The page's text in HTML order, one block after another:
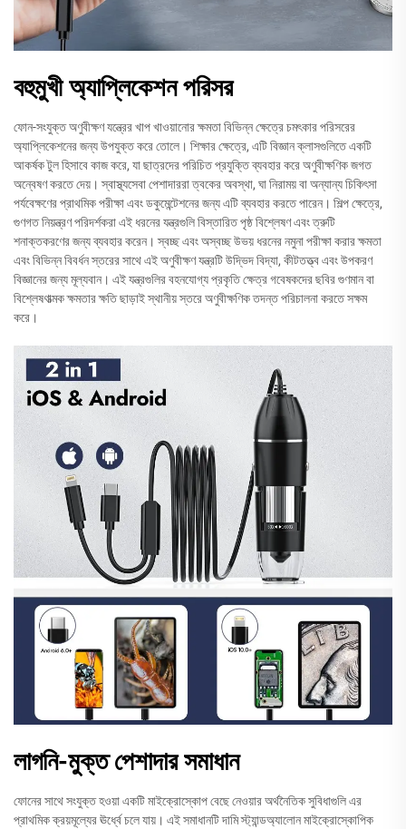
বহুমুখী অ্যাপ্লিকেশন পরিসর
ফোন-সংযুক্ত অণুবীক্ষণ যন্ত্রের খাপ খাওয়ানোর ক্ষমতা বিভিন্ন ক্ষেত্রে চমৎকার পরিসরের
অ্যাপ্লিকেশনের জন্য উপযুক্ত করে তোলে। শিক্ষার ক্ষেত্রে, এটি বিজ্ঞান ক্লাসগুলিতে একটি
আকর্ষক টুল হিসাবে কাজ করে, যা ছাত্রদের পরিচিত প্রযুক্তি ব্যবহার করে অণুবীক্ষণিক জগত
অন্বেষণ করতে দেয়। স্বাস্থ্যসেবা পেশাদাররা ত্বকের অবস্থা, ঘা নিরাময় বা অন্যান্য চিকিৎসা
পর্যবেক্ষণের প্রাথমিক পরীক্ষা এবং ডকুমেন্টেশনের জন্য এটি ব্যবহার করতে পারেন। শিল্প ক্ষেত্রে,
গুণগত নিয়ন্ত্রণ পরিদর্শকরা এই ধরনের যন্ত্রগুলি বিস্তারিত পৃষ্ঠ বিশ্লেষণ এবং ত্রুটি
শনাক্তকরণের জন্য ব্যবহার করেন। স্বচ্ছ এবং অস্বচ্ছ উভয় ধরনের নমুনা পরীক্ষা করার ক্ষমতা
এবং বিভিন্ন বিবর্ধন স্তরের সাথে এই অণুবীক্ষণ যন্ত্রটি উদ্ভিদ বিদ্যা, কীটতত্ত্ব এবং উপকরণ
বিজ্ঞানের জন্য মূল্যবান। এই যন্ত্রগুলির বহনযোগ্য প্রকৃতি ক্ষেত্র গবেষকদের ছবির গুণমান বা
বিশ্লেষণাত্মক ক্ষমতার ক্ষতি ছাড়াই স্থানীয় স্তরে অণুবীক্ষণিক তদন্ত পরিচালনা করতে সক্ষম
করে।
লাগনি-মুক্ত পেশাদার সমাধান
ফোনের সাথে সংযুক্ত হওয়া একটি মাইক্রোস্কোপ বেছে নেওয়ার অর্থনৈতিক সুবিধাগুলি এর
প্রাথমিক ক্রয়মূল্যের ঊর্ধ্বে চলে যায়। এই সমাধানটি দামি স্ট্যান্ডঅ্যালোন মাইক্রোস্কোপিক